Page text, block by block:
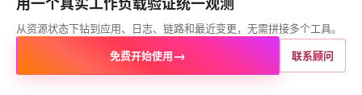
从资源状态下钻到应用、日志、链路和最近变更，无需拼接多个工具。
免费开始使用→ 联系顾问